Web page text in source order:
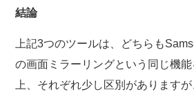
結論
上記3つのツールは、どちらも
の画面ミラーリングという同じ機
上、それぞれ少し区別があります